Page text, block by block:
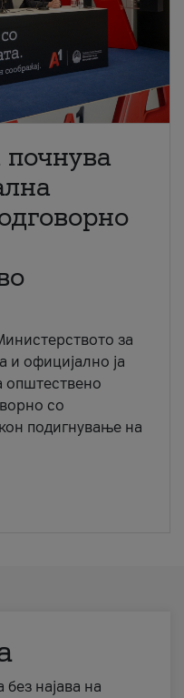
за
и официјално ја
општествено
со
подигнување на
најава на